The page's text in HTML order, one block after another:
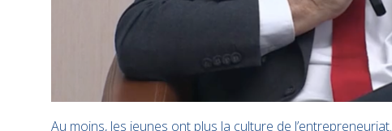
Au moins, les jeunes ont plus la culture de l’entrepreneuriat.